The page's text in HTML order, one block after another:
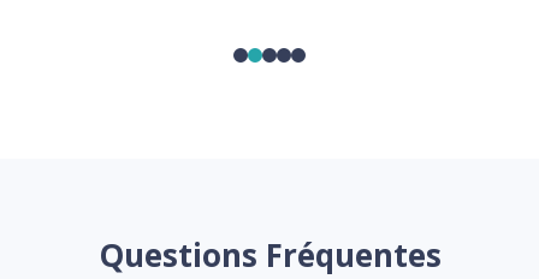
Questions Fréquentes